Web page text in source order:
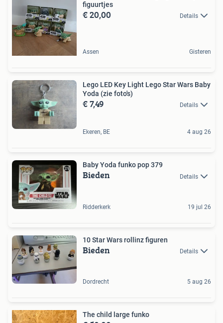
figuurtjes
€ 20,00 Details
Assen Gisteren
Lego LED Key Light Lego Star Wars Baby
Yoda (zie foto's)
€ 7,49 Details
Ekeren, BE 4 aug 26
Baby Yoda funko pop 379
Bieden Details
Ridderkerk 19 jul 26
10 Star Wars rollinz figuren
Bieden Details
Dordrecht 5 aug 26
The child large funko